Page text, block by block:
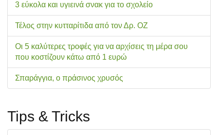
3 εύκολα και υγιεινά σνακ για το σχολείo
Τέλος στην κυτταρίτιδα από τον Δρ. ΟΖ
Οι 5 καλύτερες τροφές για να αρχίσεις τη μέρα σου
που κοστίζουν κάτω από 1 ευρώ
Σπαράγγια, ο πράσινος χρυσός
Tips & Tricks